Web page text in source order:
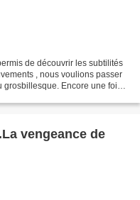
de découvrir les subtilités
, nous voulions passer
grosbillesque. Encore une fois
vengeance de